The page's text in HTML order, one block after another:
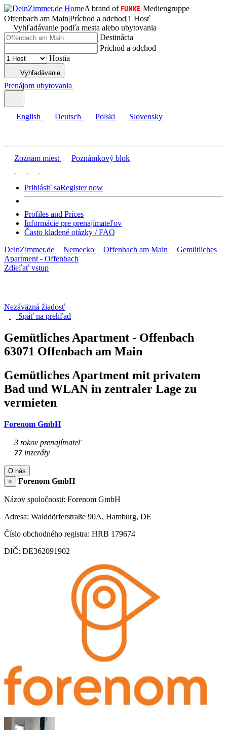
A brand of
Mediengruppe
Offenbach am Main|Príchod a odchod|1 Hosť
Vyhľadávanie podľa mesta alebo ubytovania
Destinácia
Príchod a odchod
Hostia
Vyhľadávanie
Prenájom ubytovania
English Deutsch Polski Slovensky
Zoznam miest Poznámkový blok
Prihlásiť saRegister now
Profiles and Prices
Informácie pre prenajímateľov
Často kladené otázky / FAQ
DeinZimmer.de
Nemecko Offenbach am Main
Gemütliches
Apartment - Offenbach
Zdieľať vstup
Nezáväzná žiadosť
Späť na prehľad
Gemütliches Apartment - Offenbach
63071 Offenbach am Main
Gemütliches Apartment mit privatem
Bad und WLAN in zentraler Lage zu
vermieten
Forenom GmbH
3 rokov prenajímateľ
77inzeráty
O nás
×
Forenom GmbH
Názov spoločnosti: Forenom GmbH
Adresa: Walddörferstraße 90A, Hamburg, DE
Číslo obchodného registra: HRB 179674
DIČ: DE362091902